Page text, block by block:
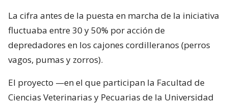
La cifra antes de la puesta en marcha de la iniciativa
fluctuaba entre 30 y 50% por acción de
depredadores en los cajones cordilleranos (perros
vagos, pumas y zorros).
El proyecto —en el que participan la Facultad de
Ciencias Veterinarias y Pecuarias de la Universidad